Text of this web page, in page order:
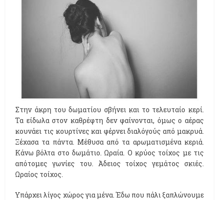
Στην άκρη του δωματίου σβήνει και το τελευταίο κερί.
Τα είδωλα στον καθρέφτη δεν φαίνονται, όμως ο αέρας
κουνάει τις κουρτίνες και φέρνει διαλόγούς από μακρυά.
Ξέχασα τα πάντα. Μέθυσα από τα αρωματισμένα κεριά.
Κάνω βόλτα στο δωμάτιο. Ωραία. Ο κρύος τοίχος με τις
απότομες γωνίες του. Άδειος τοίχος γεμάτος σκιές.
Ωραίος τοίχος.
Υπάρχει λίγος χώρος για μένα. Έδω που πάλι ξαπλώνουμε